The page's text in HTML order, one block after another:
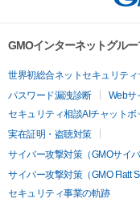
GMOインターネットグル
世界初総合ネットセキュリティ
パスワード漏洩診断
Webサ
セキュリティ相談AIチャットボ
実在証明・盗聴対策
サイバー攻撃対策（GMOサイ
サイバー攻撃対策（GMO Flatt
セキュリティ事業の軌跡